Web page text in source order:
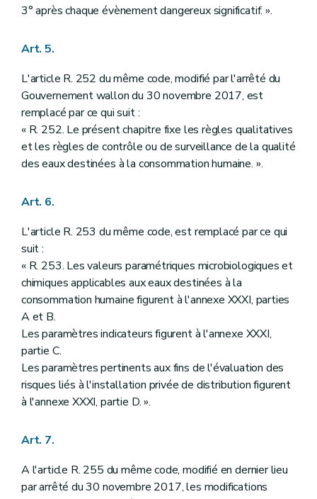
3° après chaque évènement dangereux significatif. ».
Art. 5.
L'article R. 252 du même code, modifié par l'arrêté du
Gouvernement wallon du 30 novembre 2017, est
remplacé par ce qui suit :
« R. 252. Le présent chapitre fixe les règles qualitatives
et les règles de contrôle ou de surveillance de la qualité
des eaux destinées à la consommation humaine. ».
Art. 6.
L'article R. 253 du même code, est remplacé par ce qui
suit :
« R. 253. Les valeurs paramétriques microbiologiques et
chimiques applicables aux eaux destinées à la
consommation humaine figurent à l'annexe XXXI, parties
A et B.
Les paramètres indicateurs figurent à l'annexe XXXI,
partie C.
Les paramètres pertinents aux fins de l'évaluation des
risques liés à l'installation privée de distribution figurent
à l'annexe XXXI, partie D. ».
Art. 7.
A l'article R. 255 du même code, modifié en dernier lieu
par arrêté du 30 novembre 2017, les modifications